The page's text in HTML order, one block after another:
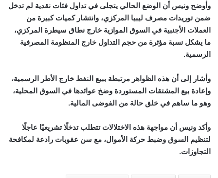
وأوضح ونيس أن الوضع الحالي يتجلى في تداول فئات نقدية لم تدخل
ضمن توريدات مصرف ليبيا المركزي، وانتشار كميات كبيرة من
العملات الأجنبية في السوق الموازية خارج نطاق سيطرة المركزي،
ما يشكل نسبة مؤثرة من حجم التداول خارج المنظومة المصرفية
الرسمية.
وأشار إلى أن هذه الظواهر مرتبطة ببيع النفط خارج الأطر الرسمية،
وإعادة بيع المشتقات المستوردة وضخ عوائدها في السوق المحلية،
وهو ما ساهم في خلق حالة من الفوضى المالية.
وأكد ونيس أن مواجهة هذه الاختلالات تتطلب تدخلًا تشريعيًا عاجلًا
لتنظيم السوق وضبط حركة الأموال، مع سن عقوبات رادعة لمكافحة
التجاوزات.